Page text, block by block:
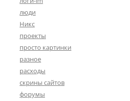
люди
Никс
проекты
просто картинки
разное
расходы
скрины сайтов
форумы